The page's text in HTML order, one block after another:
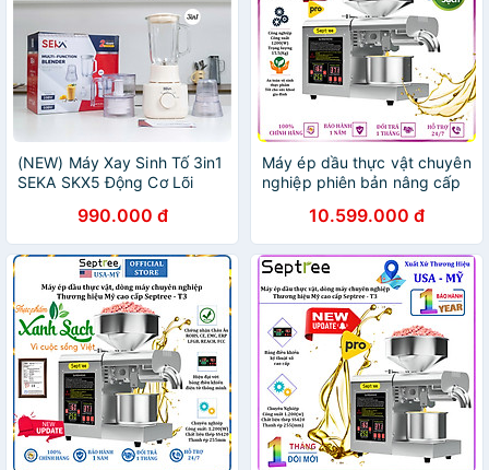
(NEW) Máy Xay Sinh Tố 3in1
SEKA SKX5 Động Cơ Lõi
Tố, Xay Thịt, Xay Hạt - Hàng
Chính Hãng
990.000 đ
Máy ép dầu thực vật chuyên
nghiệp phiên bản nâng cấp
cấp Septree T3 - Hàng
Nhập Khẩu
10.599.000 đ